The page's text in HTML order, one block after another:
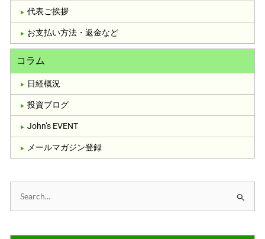
代表ご挨拶
お支払い方法・返金など
コラム
日経概況
投資ブログ
John’s EVENT
メールマガジン登録